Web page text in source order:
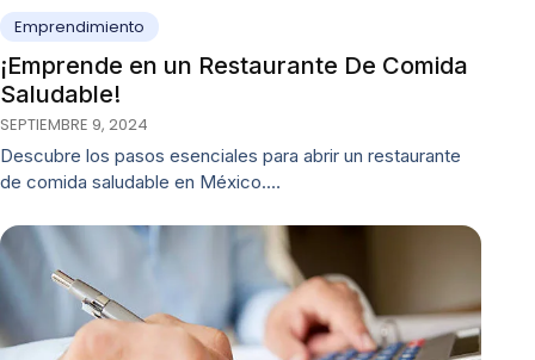
Emprendimiento
¡Emprende en un Restaurante De Comida
Saludable!
SEPTIEMBRE 9, 2024
Descubre los pasos esenciales para abrir un restaurante
de comida saludable en México.…